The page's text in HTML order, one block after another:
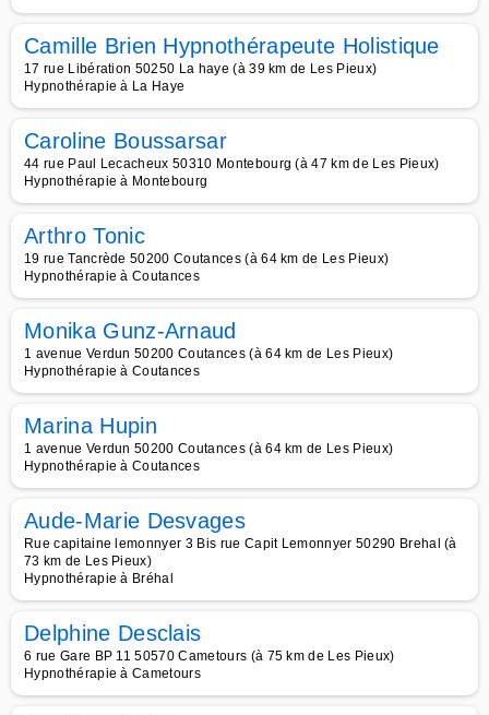
Camille Brien Hypnothérapeute Holistique
17 rue Libération 50250 La haye (à 39 km de Les Pieux)
Hypnothérapie à La Haye
Caroline Boussarsar
44 rue Paul Lecacheux 50310 Montebourg (à 47 km de Les Pieux)
Hypnothérapie à Montebourg
Arthro Tonic
19 rue Tancrède 50200 Coutances (à 64 km de Les Pieux)
Hypnothérapie à Coutances
Monika Gunz-Arnaud
1 avenue Verdun 50200 Coutances (à 64 km de Les Pieux)
Hypnothérapie à Coutances
Marina Hupin
1 avenue Verdun 50200 Coutances (à 64 km de Les Pieux)
Hypnothérapie à Coutances
Aude-Marie Desvages
Rue capitaine lemonnyer 3 Bis rue Capit Lemonnyer 50290 Brehal (à
73 km de Les Pieux)
Hypnothérapie à Bréhal
Delphine Desclais
6 rue Gare BP 11 50570 Cametours (à 75 km de Les Pieux)
Hypnothérapie à Cametours